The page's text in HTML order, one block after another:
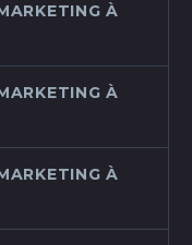
À
À
À